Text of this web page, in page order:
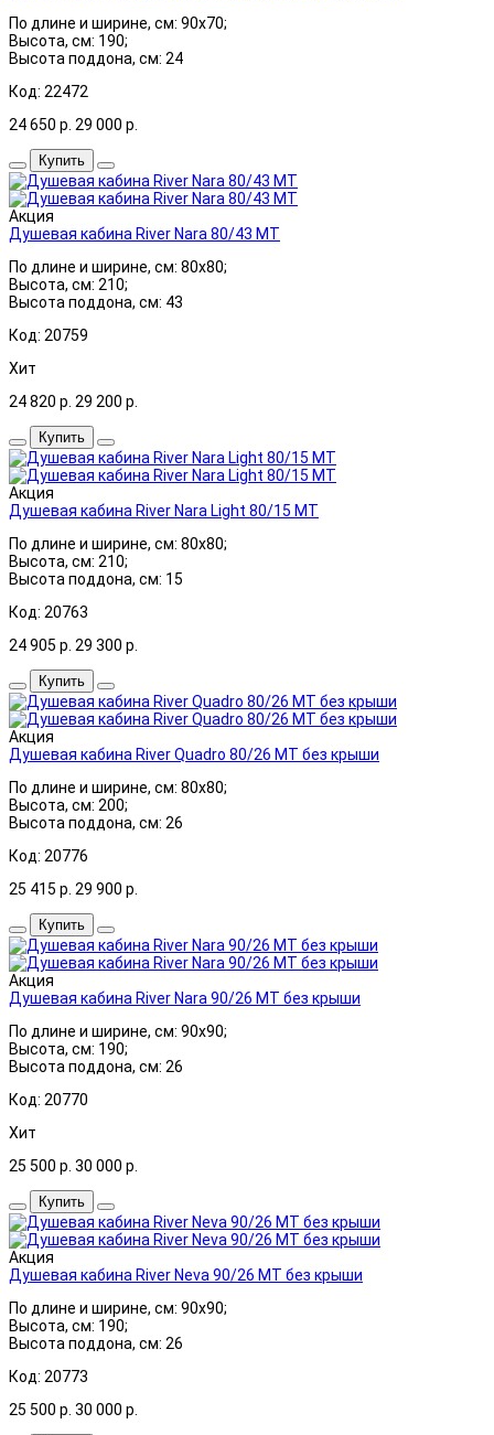
По длине и ширине, см: 90x70;
Высота, см: 190;
Высота поддона, см: 24
Код: 22472
24 650 р. 29 000 р.
Купить
Акция
Душевая кабина River Nara 80/43 МТ
По длине и ширине, см: 80x80;
Высота, см: 210;
Высота поддона, см: 43
Код: 20759
Хит
24 820 р. 29 200 р.
Купить
Акция
Душевая кабина River Nara Light 80/15 МТ
По длине и ширине, см: 80x80;
Высота, см: 210;
Высота поддона, см: 15
Код: 20763
24 905 р. 29 300 р.
Купить
Акция
Душевая кабина River Quadro 80/26 МТ без крыши
По длине и ширине, см: 80x80;
Высота, см: 200;
Высота поддона, см: 26
Код: 20776
25 415 р. 29 900 р.
Купить
Акция
Душевая кабина River Nara 90/26 МТ без крыши
По длине и ширине, см: 90x90;
Высота, см: 190;
Высота поддона, см: 26
Код: 20770
Хит
25 500 р. 30 000 р.
Купить
Акция
Душевая кабина River Neva 90/26 МТ без крыши
По длине и ширине, см: 90x90;
Высота, см: 190;
Высота поддона, см: 26
Код: 20773
25 500 р. 30 000 р.